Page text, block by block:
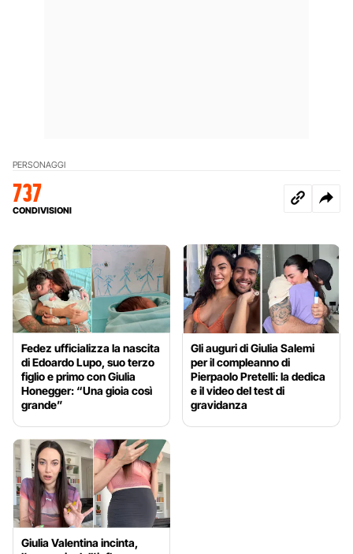
PERSONAGGI
737
CONDIVISIONI
Fedez ufficializza la nascita
di Edoardo Lupo, suo terzo
figlio e primo con Giulia
Honegger: “Una gioia così
grande”
Gli auguri di Giulia Salemi
per il compleanno di
Pierpaolo Pretelli: la dedica
e il video del test di
gravidanza
Giulia Valentina incinta,